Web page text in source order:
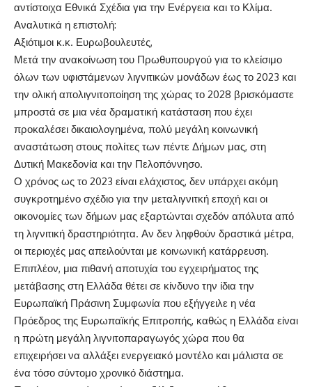
αντίστοιχα Εθνικά Σχέδια για την Ενέργεια και το Κλίμα.
Αναλυτικά η επιστολή:
Αξιότιμοι κ.κ. Ευρωβουλευτές,
Μετά την ανακοίνωση του Πρωθυπουργού για το κλείσιμο
όλων των υφιστάμενων λιγνιτικών μονάδων έως το 2023 και
την ολική απολιγνιτοποίηση της χώρας το 2028 βρισκόμαστε
μπροστά σε μια νέα δραματική κατάσταση που έχει
προκαλέσει δικαιολογημένα, πολύ μεγάλη κοινωνική
αναστάτωση στους πολίτες των πέντε Δήμων μας, στη
Δυτική Μακεδονία και την Πελοπόννησο.
Ο χρόνος ως το 2023 είναι ελάχιστος, δεν υπάρχει ακόμη
συγκροτημένο σχέδιο για την μεταλιγνιτκή εποχή και οι
οικονομίες των δήμων μας εξαρτώνται σχεδόν απόλυτα από
τη λιγνιτική δραστηριότητα. Αν δεν ληφθούν δραστικά μέτρα,
οι περιοχές μας απειλούνται με κοινωνική κατάρρευση.
Επιπλέον, μια πιθανή αποτυχία του εγχειρήματος της
μετάβασης στη Ελλάδα θέτει σε κίνδυνο την ίδια την
Ευρωπαϊκή Πράσινη Συμφωνία που εξήγγειλε η νέα
Πρόεδρος της Ευρωπαϊκής Επιτροπής, καθώς η Ελλάδα είναι
η πρώτη μεγάλη λιγνιτοπαραγωγός χώρα που θα
επιχειρήσει να αλλάξει ενεργειακό μοντέλο και μάλιστα σε
ένα τόσο σύντομο χρονικό διάστημα.